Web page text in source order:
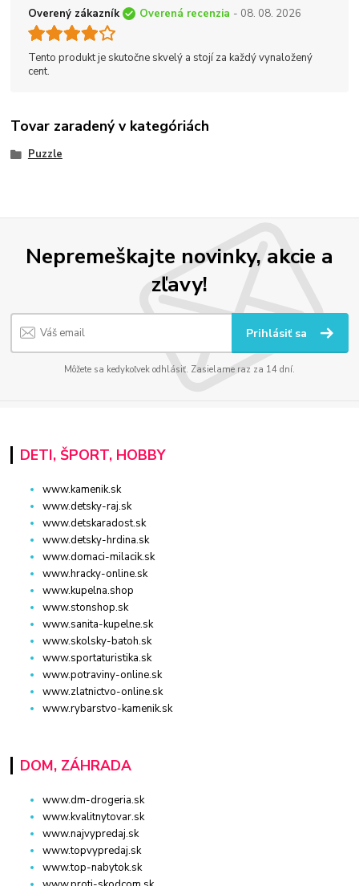
Overený zákazník Overená recenzia - 08. 08. 2026
Tento produkt je skutočne skvelý a stojí za každý vynaložený
cent.
Tovar zaradený v kategóriách
Puzzle
Nepremeškajte novinky, akcie a
zľavy!
Prihlásiť sa
Môžete sa kedykoľvek odhlásiť. Zasielame raz za 14 dní.
DETI, ŠPORT, HOBBY
www.kamenik.sk
www.detsky-raj.sk
www.detskaradost.sk
www.detsky-hrdina.sk
www.domaci-milacik.sk
www.hracky-online.sk
www.kupelna.shop
www.stonshop.sk
www.sanita-kupelne.sk
www.skolsky-batoh.sk
www.sportaturistika.sk
www.potraviny-online.sk
www.zlatnictvo-online.sk
www.rybarstvo-kamenik.sk
DOM, ZÁHRADA
www.dm-drogeria.sk
www.kvalitnytovar.sk
www.najvypredaj.sk
www.topvypredaj.sk
www.top-nabytok.sk